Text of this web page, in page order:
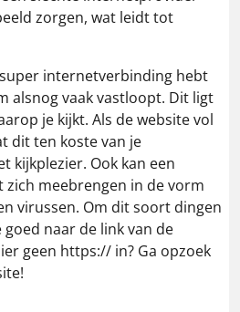
zorgen, wat leidt tot
internetverbinding hebt
alsnog vaak vastloopt. Dit ligt
je kijkt. Als de website vol
dit ten koste van je
kijkplezier. Ook kan een
zich meebrengen in de vorm
virussen. Om dit soort dingen
naar de link van de
geen https:// in? Ga opzoek